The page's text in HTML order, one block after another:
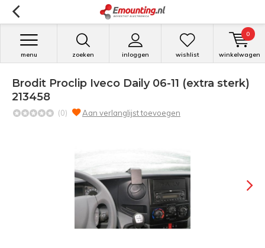
zoeken inloggen
menu wishlist winkelwagen
0
Brodit Proclip Iveco Daily 06-11 (extra sterk)
213458
(0) Aan verlanglijst toevoegen